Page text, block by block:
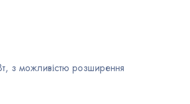
з можливістю розширення